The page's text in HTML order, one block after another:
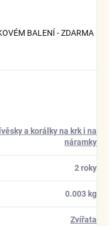
BALENÍ - ZDARMA
a korálky na krk i na
náramky
2 roky
0.003 kg
Zvířata